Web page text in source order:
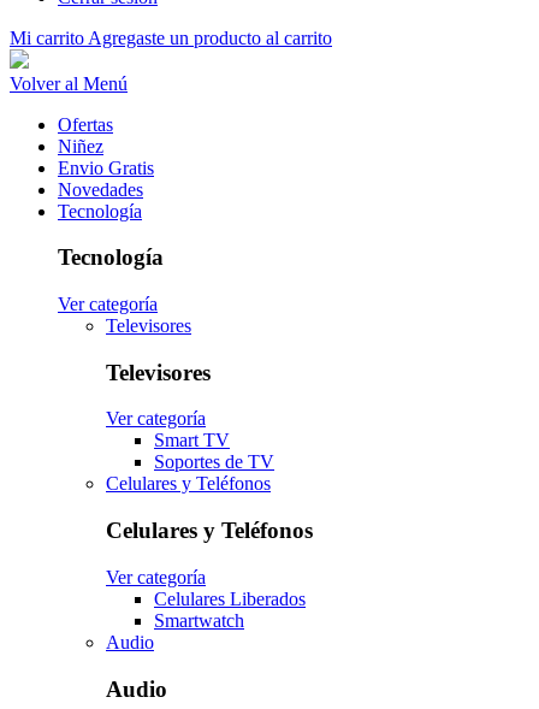
Mi carrito Agregaste un producto al carrito
Volver al Menú
Ofertas
Niñez
Envio Gratis
Novedades
Tecnología
Tecnología
Ver categoría
Televisores
Televisores
Ver categoría
Smart TV
Soportes de TV
Celulares y Teléfonos
Celulares y Teléfonos
Ver categoría
Celulares Liberados
Smartwatch
Audio
Audio